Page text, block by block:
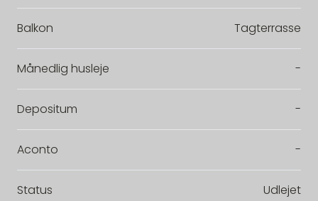
Balkon Tagterrasse
Månedlig husleje -
Depositum -
Aconto -
Status Udlejet